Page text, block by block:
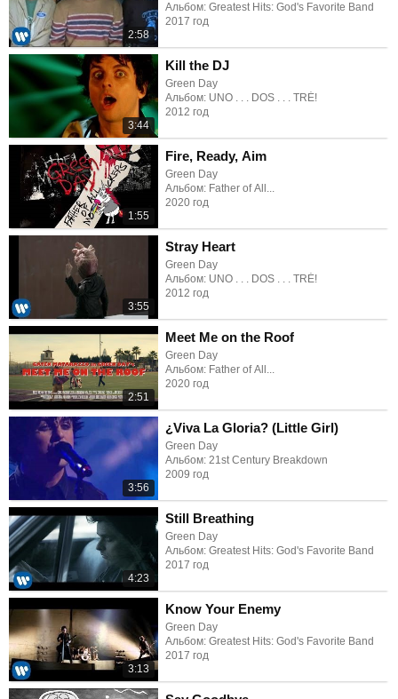
2:58
Альбом: Greatest Hits: God's Favorite Band
2017 год
3:44
Kill the DJ
Green Day
Альбом: UNO . . . DOS . . . TRÉ!
2012 год
1:55
Fire, Ready, Aim
Green Day
Альбом: Father of All...
2020 год
3:55
Stray Heart
Green Day
Альбом: UNO . . . DOS . . . TRÉ!
2012 год
2:51
Meet Me on the Roof
Green Day
Альбом: Father of All...
2020 год
3:56
¿Viva La Gloria? (Little Girl)
Green Day
Альбом: 21st Century Breakdown
2009 год
4:23
Still Breathing
Green Day
Альбом: Greatest Hits: God's Favorite Band
2017 год
3:13
Know Your Enemy
Green Day
Альбом: Greatest Hits: God's Favorite Band
2017 год